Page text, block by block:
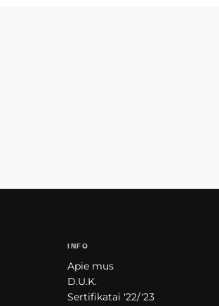
INFO
Apie mus
D.U.K.
Sertifikatai '22/'23